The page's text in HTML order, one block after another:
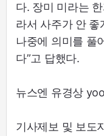
다. 장미 미라는
라서 사주가 안 좋
나중에 의미를 풀
다”고 답했다.
뉴스엔 유경상
기사제보 및 보도